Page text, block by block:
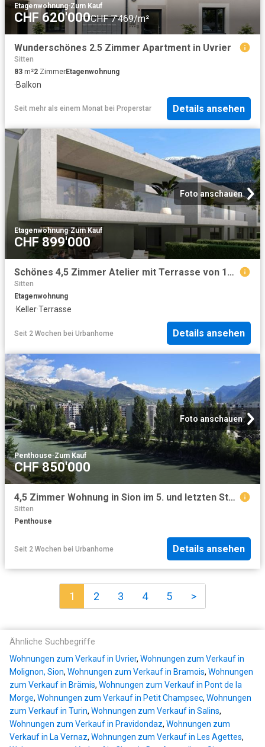
Etagenwohnung·Zum Kauf
CHF 620'000CHF 7'469/m²
Wunderschönes 2.5 Zimmer Apartment in Uvrier
Sitten
83 m²2 ZimmerEtagenwohnung
·Balkon
Seit mehr als einem Monat bei Properstar Details ansehen
Foto anschauen
Etagenwohnung·Zum Kauf
CHF 899'000
Schönes 4,5 Zimmer Atelier mit Terrasse von 150 m2
Sitten
Etagenwohnung
·Keller·Terrasse
Seit 2 Wochen bei Urbanhome Details ansehen
Foto anschauen
Penthouse·Zum Kauf
CHF 850'000
4,5 Zimmer Wohnung in Sion im 5. und letzten Stock am Ufer der Rhône komfortabel, erfrischend und einzigartig
Sitten
Penthouse
Seit 2 Wochen bei Urbanhome Details ansehen
1 2 3 4 5 >
Ähnliche Suchbegriffe
Wohnungen zum Verkauf in Uvrier, Wohnungen zum Verkauf in
Molignon, Sion, Wohnungen zum Verkauf in Bramois, Wohnungen
zum Verkauf in Brämis, Wohnungen zum Verkauf in Pont de la
Morge, Wohnungen zum Verkauf in Petit Champsec, Wohnungen
zum Verkauf in Turin, Wohnungen zum Verkauf in Salins,
Wohnungen zum Verkauf in Pravidondaz, Wohnungen zum
Verkauf in La Vernaz, Wohnungen zum Verkauf in Les Agettes,